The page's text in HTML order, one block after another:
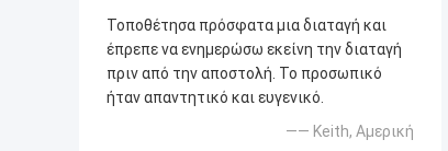
Τοποθέτησα πρόσφατα μια διαταγή και
έπρεπε να ενημερώσω εκείνη την διαταγή
πριν από την αποστολή. Το προσωπικό
ήταν απαντητικό και ευγενικό.
—— Keith, Αμερική